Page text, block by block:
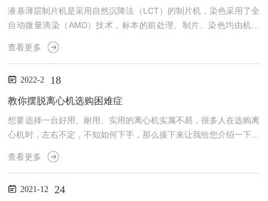
液基薄层制片机是采用自然沉降法（LCT）的制片机，染色采用了全
自动微量滴染（AMD）技术，标本的前处理、制片、染色均由机器
自动完成，无需人工值守。通过仪器规范的工作流程，使每一个标本
都能制得效果统一的标本片。本机使用了ARM11嵌入式平台，大尺
1、杜绝使用无纺布过滤粘液，防止组织样品中的癌细胞等病变细胞
随着粘液一起被过滤掉。避免只求制片清晰，不求癌症检出率。2、
查看更多
2022-2 18
教你摆脱离心机选购困难症
想要选择一台好用、耐用、实用的离心机实属不易，很多人在选购离
心机时，左右不定，不知如何下手，那么接下来让我给您介绍一下一
台好的离心机应该如何选择。先了解你要看什么：1.转速。离心机根
据转速的不同分为低速离心机、高速离心机等，每个离心机都有额定
转子种类的不同、样品质量的大小而有差别。转子的不同，最大转速
查看更多
2021-12 24